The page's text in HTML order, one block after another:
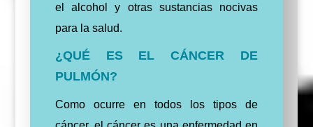
el alcohol y otras sustancias nocivas
para la salud.
¿QUÉ ES EL CÁNCER DE
PULMÓN?
Como ocurre en todos los tipos de